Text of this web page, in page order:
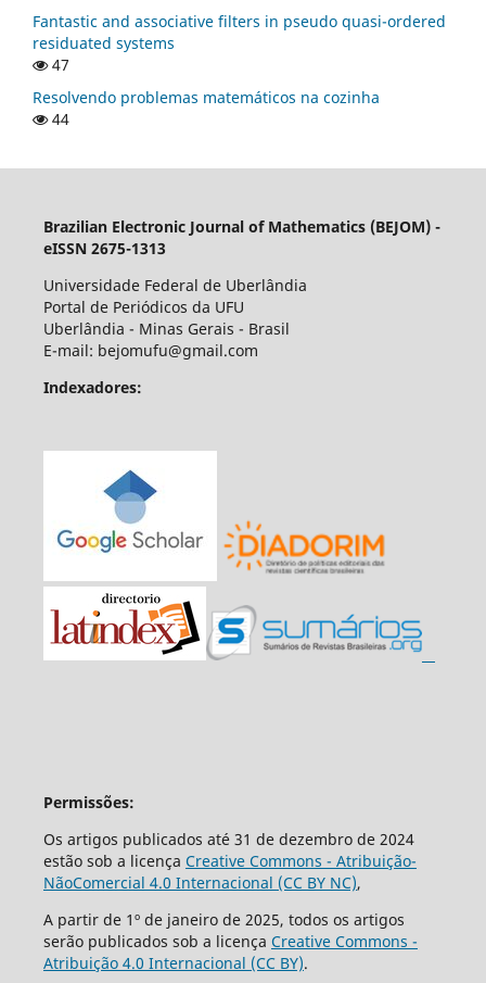
Fantastic and associative filters in pseudo quasi-ordered
residuated systems
47
Resolvendo problemas matemáticos na cozinha
44
Brazilian Electronic Journal of Mathematics (BEJOM) -
eISSN 2675-1313
Universidade Federal de Uberlândia
Portal de Periódicos da UFU
Uberlândia - Minas Gerais - Brasil
E-mail: bejomufu@gmail.com
Indexadores:
Permissões:
Os artigos publicados até 31 de dezembro de 2024
estão sob a licença Creative Commons - Atribuição-
NãoComercial 4.0 Internacional (CC BY NC),
A partir de 1º de janeiro de 2025, todos os artigos
serão publicados sob a licença Creative Commons -
Atribuição 4.0 Internacional (CC BY).